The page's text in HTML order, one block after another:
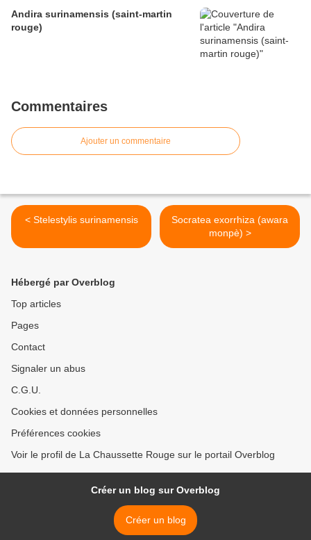
Andira surinamensis (saint-martin
rouge)
Commentaires
Ajouter un commentaire
< Stelestylis surinamensis
Socratea exorrhiza (awara
monpè) >
Hébergé par Overblog
Top articles
Pages
Contact
Signaler un abus
C.G.U.
Cookies et données personnelles
Préférences cookies
Voir le profil de La Chaussette Rouge sur le portail Overblog
Créer un blog sur Overblog
Créer un blog